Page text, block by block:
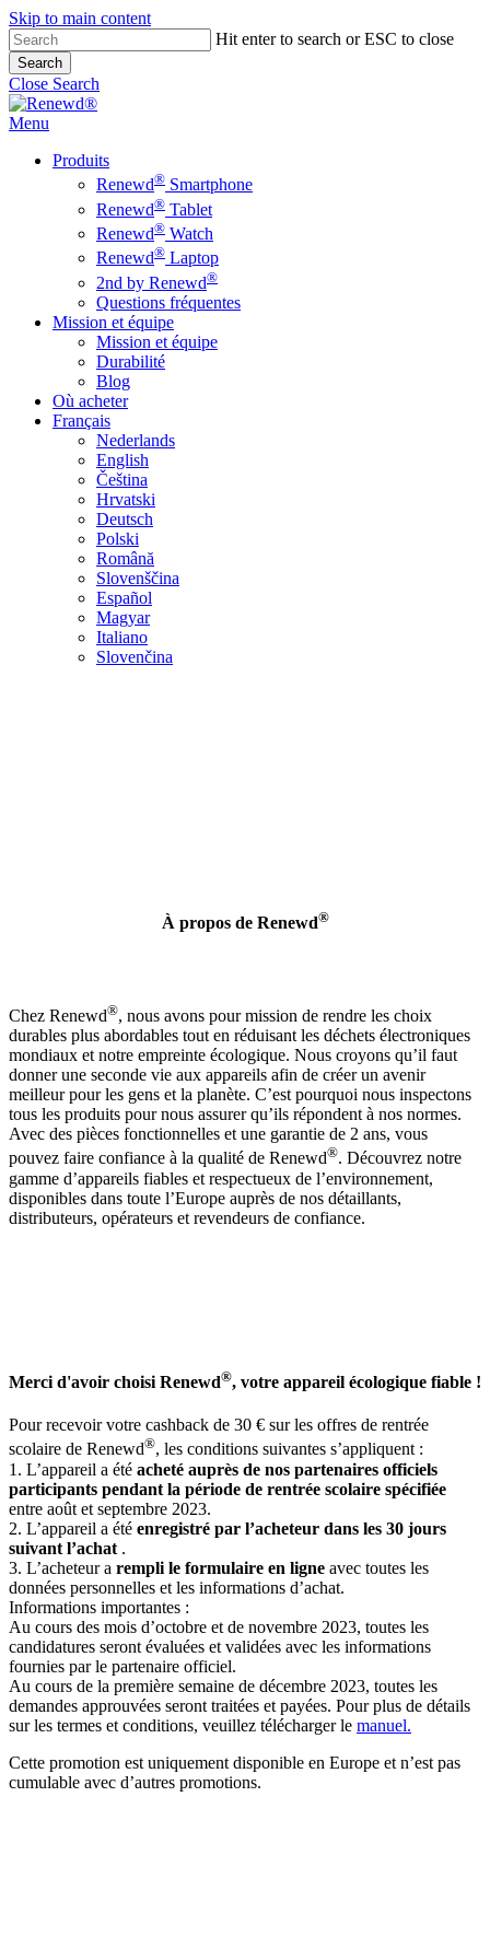
Skip to main content
Hit enter to search or ESC to close
Search
Close Search
Menu
Produits
Renewd® Smartphone
Renewd® Tablet
Renewd® Watch
Renewd® Laptop
2nd by Renewd®
Questions fréquentes
Mission et équipe
Mission et équipe
Durabilité
Blog
Où acheter
Français
Nederlands
English
Čeština
Hrvatski
Deutsch
Polski
Română
Slovenščina
Español
Magyar
Italiano
Slovenčina
À propos de Renewd®
Chez Renewd®, nous avons pour mission de rendre les choix
durables plus abordables tout en réduisant les déchets électroniques
mondiaux et notre empreinte écologique. Nous croyons qu’il faut
donner une seconde vie aux appareils afin de créer un avenir
meilleur pour les gens et la planète. C’est pourquoi nous inspectons
tous les produits pour nous assurer qu’ils répondent à nos normes.
Avec des pièces fonctionnelles et une garantie de 2 ans, vous
pouvez faire confiance à la qualité de Renewd®. Découvrez notre
gamme d’appareils fiables et respectueux de l’environnement,
disponibles dans toute l’Europe auprès de nos détaillants,
distributeurs, opérateurs et revendeurs de confiance.
Merci d'avoir choisi Renewd®, votre appareil écologique fiable !
Pour recevoir votre cashback de 30 € sur les offres de rentrée
scolaire de Renewd®, les conditions suivantes s’appliquent :
1. L’appareil a été acheté auprès de nos partenaires officiels
participants pendant la période de rentrée scolaire spécifiée
entre août et septembre 2023.
2. L’appareil a été enregistré par l’acheteur dans les 30 jours
suivant l’achat .
3. L’acheteur a rempli le formulaire en ligne avec toutes les
données personnelles et les informations d’achat.
Informations importantes :
Au cours des mois d’octobre et de novembre 2023, toutes les
candidatures seront évaluées et validées avec les informations
fournies par le partenaire officiel.
Au cours de la première semaine de décembre 2023, toutes les
demandes approuvées seront traitées et payées. Pour plus de détails
sur les termes et conditions, veuillez télécharger le manuel.
Cette promotion est uniquement disponible en Europe et n’est pas
cumulable avec d’autres promotions.